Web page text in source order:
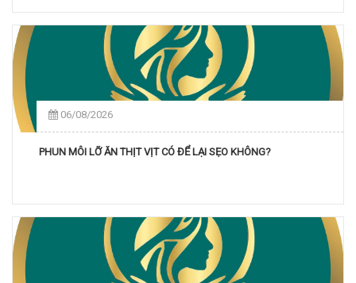
06/08/2026
PHUN MÔI LỠ ĂN THỊT VỊT CÓ ĐỂ LẠI SẸO KHÔNG?